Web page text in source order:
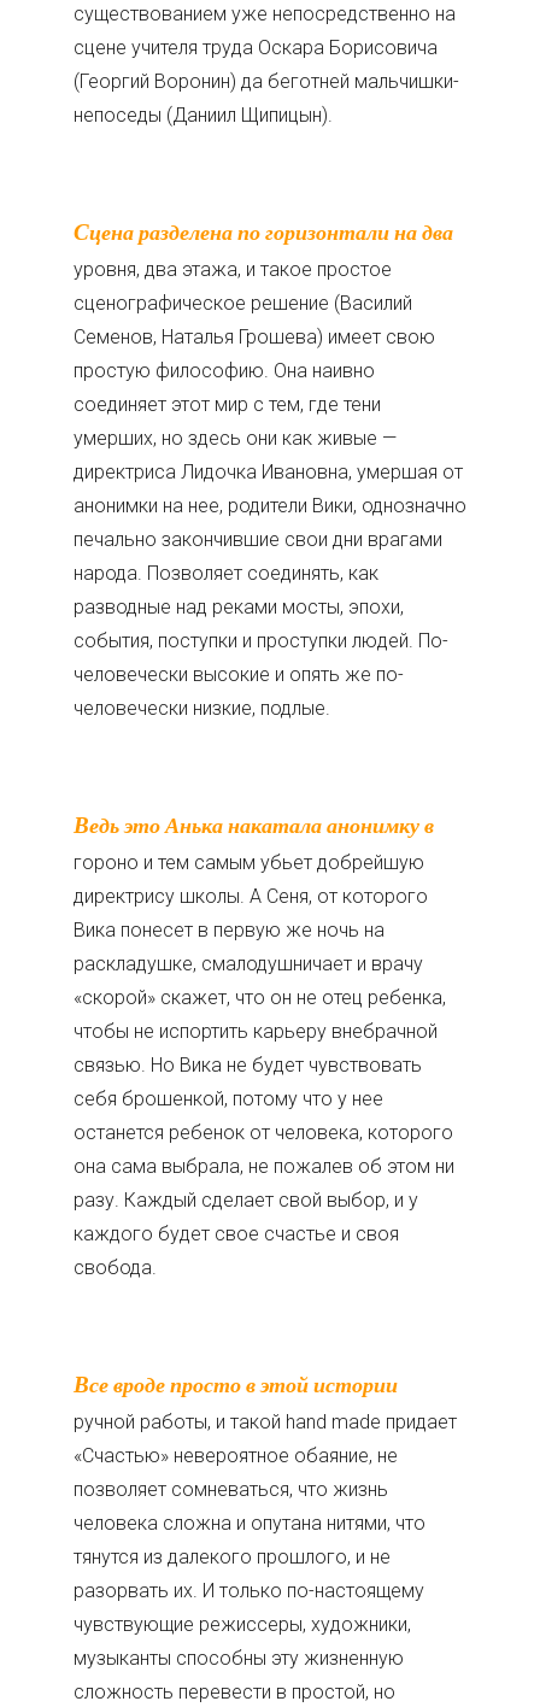
существованием уже непосредственно на
сцене учителя труда Оскара Борисовича
(Георгий Воронин) да беготней мальчишки-
непоседы (Даниил Щипицын).
Сцена разделена по горизонтали на два
уровня, два этажа, и такое простое
сценографическое решение (Василий
Семенов, Наталья Грошева) имеет свою
простую философию. Она наивно
соединяет этот мир с тем, где тени
умерших, но здесь они как живые —
директриса Лидочка Ивановна, умершая от
анонимки на нее, родители Вики, однозначно
печально закончившие свои дни врагами
народа. Позволяет соединять, как
разводные над реками мосты, эпохи,
события, поступки и проступки людей. По-
человечески высокие и опять же по-
человечески низкие, подлые.
Ведь это Анька накатала анонимку в
гороно и тем самым убьет добрейшую
директрису школы. А Сеня, от которого
Вика понесет в первую же ночь на
раскладушке, смалодушничает и врачу
«скорой» скажет, что он не отец ребенка,
чтобы не испортить карьеру внебрачной
связью. Но Вика не будет чувствовать
себя брошенкой, потому что у нее
останется ребенок от человека, которого
она сама выбрала, не пожалев об этом ни
разу. Каждый сделает свой выбор, и у
каждого будет свое счастье и своя
свобода.
Все вроде просто в этой истории
ручной работы, и такой hand made придает
«Счастью» невероятное обаяние, не
позволяет сомневаться, что жизнь
человека сложна и опутана нитями, что
тянутся из далекого прошлого, и не
разорвать их. И только по-настоящему
чувствующие режиссеры, художники,
музыканты способны эту жизненную
сложность перевести в простой, но